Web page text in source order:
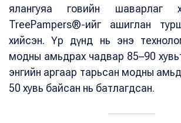
ялангуяа говийн шаварлаг
TreePampers®-ийг ашиглан
хийсэн. Үр дүнд нь энэ
модны амьдрах чадвар 85–90
энгийн аргаар тарьсан модны
50 хувь байсан нь батлагдсан.